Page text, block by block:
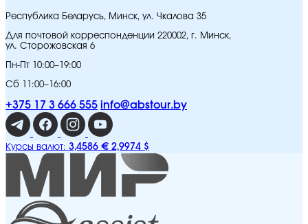
Республика Беларусь, Минск, ул. Чкалова 35
Для почтовой корреспонденции 220002, г. Минск,
ул. Сторожовская 6
Пн-Пт 10:00–19:00
Сб 11:00–16:00
+375 17 3 666 555 info@abstour.by
Курсы валют: 3,4586 € 2,9974 $